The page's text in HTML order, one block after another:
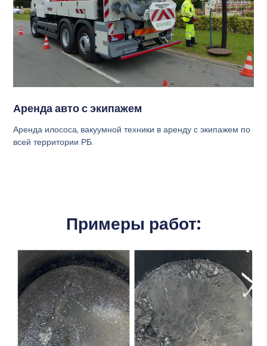
Аренда авто с экипажем
Аренда илососа, вакуумной техники в аренду с экипажем по
всей территории РБ.
Примеры работ: